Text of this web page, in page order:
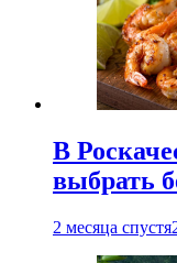
В
выбрать
2 месяца спустя